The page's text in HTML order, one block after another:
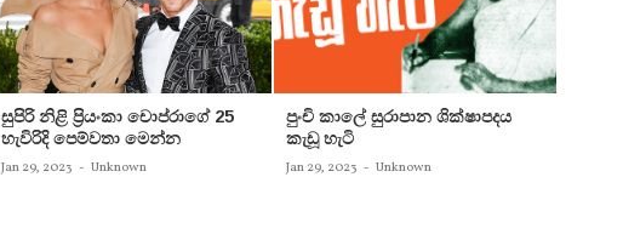
සුපිරි නිළි ප්‍රියංකා චොප්රාගේ 25
හැවිරිදි පෙම්වතා මෙන්න
Jan 29, 2023 - Unknown
පුංචි කාලේ සුරාපාන ශික්ෂාපදය
කැඩූ හැටි
Jan 29, 2023 - Unknown